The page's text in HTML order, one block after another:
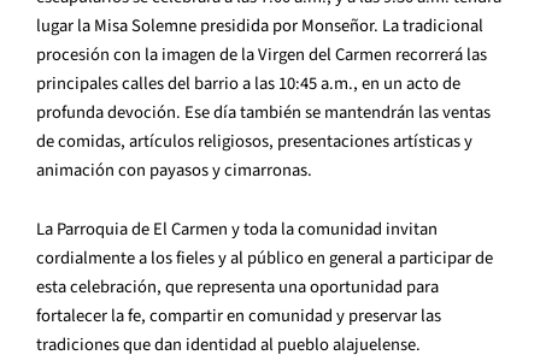
lugar la Misa Solemne presidida por Monseñor. La tradicional
procesión con la imagen de la Virgen del Carmen recorrerá las
principales calles del barrio a las 10:45 a.m., en un acto de
profunda devoción. Ese día también se mantendrán las ventas
de comidas, artículos religiosos, presentaciones artísticas y
animación con payasos y cimarronas.
La Parroquia de El Carmen y toda la comunidad invitan
cordialmente a los fieles y al público en general a participar de
esta celebración, que representa una oportunidad para
fortalecer la fe, compartir en comunidad y preservar las
tradiciones que dan identidad al pueblo alajuelense.